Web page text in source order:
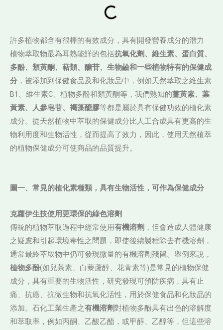
許多植物都含有很棒的有效成分，具有開發營養成分的潛力
植物萃取物最為耳熟能詳的包括抗氧化劑、維生素、蛋白質、
多酚、類黃酮、萜類、醣苷、生物鹼和一些植物特有的保健成
分 ，被添加到保健食品及和化妝品中，例如天然萃取之維生素
B1、維生素C、植物多酚和類黃酮等，我們熟知的薑黃素、葉
黃素、人參皂苷、褐藻醣膠等都是屬於具有保健功效的植化素
成分。從天然植物中萃取的保健成分比人工合成具有更高的生
物利用度和生物活性，從而提高了效力，因此，使用天然植萃
的植物保健成分可使商品的品質提升。
圖一、常見的植化素種類，具有生物活性，可作為保健成分
克蘿伊生技使用更環保的綠色溶劑
傳統的植物萃取過程中經常使用有機溶劑 ，但會造成人體健康
之疑慮和引起環境毒性之問題，即使後續製程除去有機溶劑，
通常最終萃取物中仍可發現微量的有機溶劑殘留。舉例來說，
植物多酚(如兒茶素、白藜蘆醇、花青素等)是常見的植物保健
成分，具有重要的生物活性，研究發現可預防疾病，具有止
痛、抗癌、抗微生物和抗氧化活性，用於保健食品和化妝品的
添加。石化工業生產之有機溶劑對植物多酚具有出色的溶解度
和萃取率，例如丙酮、乙酸乙酯，或甲醇、乙醇等，但這些溶